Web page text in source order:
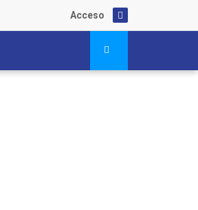
Acceso